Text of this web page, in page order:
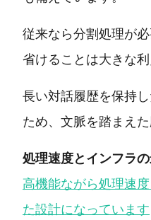
従来なら分割処理が
省けることは大きな利
長い対話履歴を保持
ため、文脈を踏まえた
処理速度とインフラ
高機能ながら処理速
た設計になっています